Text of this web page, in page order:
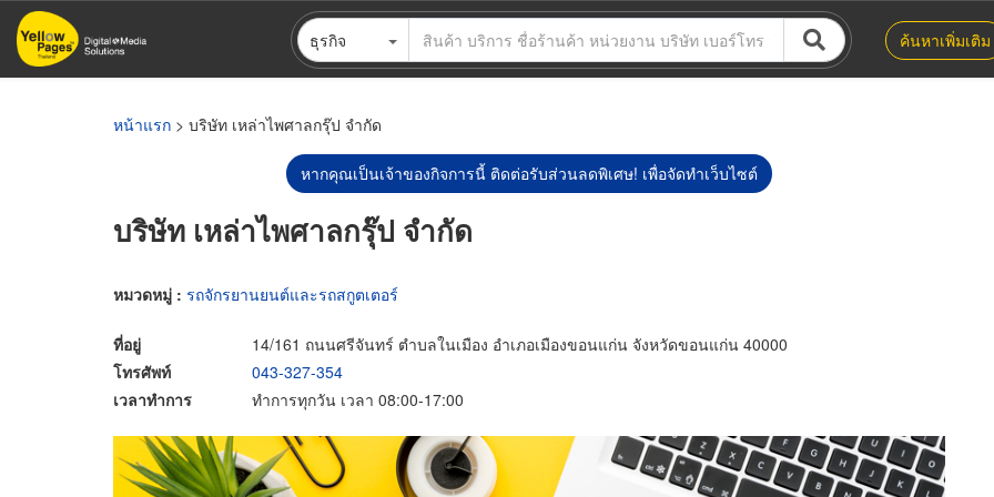
ข้าม
ไป
ธุรกิจ ค้นหาเพิ่มเติม
หน้าแรก > บริษัท เหล่าไพศาลกรุ๊ป จำกัด
หากคุณเป็นเจ้าของกิจการนี้ ติดต่อรับส่วนลดพิเศษ! เพื่อจัดทำเว็บไซต์
บริษัท เหล่าไพศาลกรุ๊ป จำกัด
หมวดหมู่ : รถจักรยานยนต์และรถสกูตเตอร์
ที่อยู่
14/161 ถนนศรีจันทร์ ตำบลในเมือง อำเภอเมืองขอนแก่น จังหวัดขอนแก่น 40000
โทรศัพท์
043-327-354
เวลาทำการ
ทำการทุกวัน เวลา 08:00-17:00